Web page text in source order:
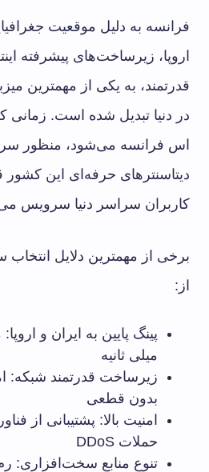
فرانسه به دلیل موقعیت
اروپا، زیرساخت‌های پیشرفته
قدرتمند، به یکی از مهمترین
در دنیا تبدیل شده است.
اس فرانسه می‌شود، منظور
دیتاسنترهای حرفه‌ای این کشور
کاربران سراسر دنیا سرویس
برخی از مهمترین دلایل انتخاب
از:
میلی ثانیه
زیرساخت قدرتمند شبکه:
بدون قطعی
امنیت بالا: پشتیبانی از
حملات DDoS